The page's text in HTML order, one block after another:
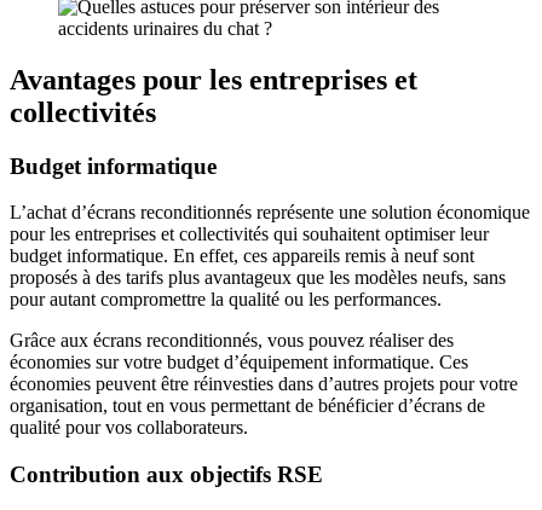
Avantages pour les entreprises et
collectivités
Budget informatique
L’achat d’écrans reconditionnés représente une solution économique
pour les entreprises et collectivités qui souhaitent optimiser leur
budget informatique. En effet, ces appareils remis à neuf sont
proposés à des tarifs plus avantageux que les modèles neufs, sans
pour autant compromettre la qualité ou les performances.
Grâce aux écrans reconditionnés, vous pouvez réaliser des
économies sur votre budget d’équipement informatique. Ces
économies peuvent être réinvesties dans d’autres projets pour votre
organisation, tout en vous permettant de bénéficier d’écrans de
qualité pour vos collaborateurs.
Contribution aux objectifs RSE